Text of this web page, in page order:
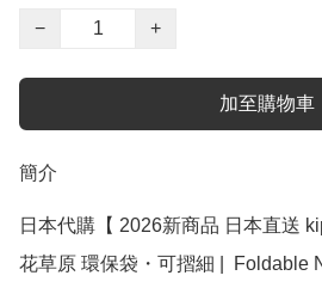
−
+
加至購物車
簡介
日本代購【 2026新商品 日本直送
花草原 環保袋・可摺細 |  Foldable